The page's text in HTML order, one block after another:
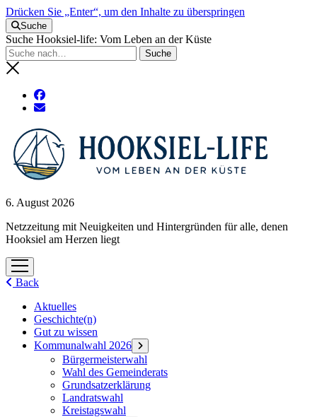
Drücken Sie „Enter“, um den Inhalte zu überspringen
Suche
Suche Hooksiel-life: Vom Leben an der Küste
6. August 2026
Netzzeitung mit Neuigkeiten und Hintergründen für alle, denen
Hooksiel am Herzen liegt
Menü
öffnen
Back
Aktuelles
Geschichte(n)
Gut zu wissen
Kommunalwahl 2026 Menü
öffnen
Bürgermeisterwahl
Wahl des Gemeinderats
Grundsatzerklärung
Landratswahl
Kreistagswahl